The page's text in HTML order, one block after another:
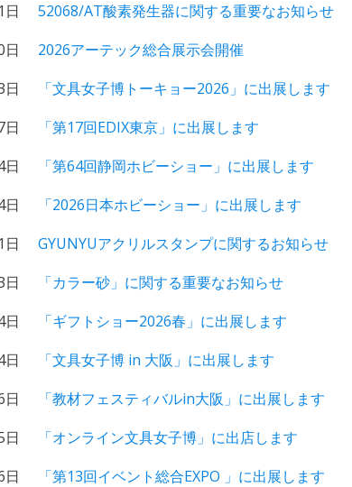
日
52068/AT酸素発生器に関する重要なお知らせ
日
2026アーテック総合展示会開催
日
「文具女子博トーキョー2026」に出展します
日
「第17回EDIX東京」に出展します
日
「第64回静岡ホビーショー」に出展します
日
「2026日本ホビーショー」に出展します
日
GYUNYUアクリルスタンプに関するお知らせ
日
「カラー砂」に関する重要なお知らせ
日
「ギフトショー2026春」に出展します
日
「文具女子博 in 大阪」に出展します
日
「教材フェスティバルin大阪」に出展します
日
「オンライン文具女子博」に出店します
日
「第13回イベント総合EXPO 」に出展します